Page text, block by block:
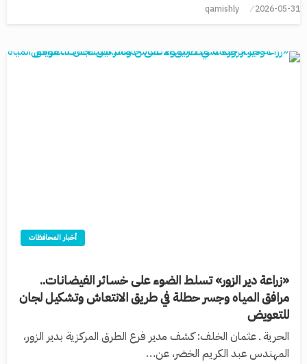
2026-05-31
qamishly
أخبار المحافظات
«زراعة دير الزور» تسلط الضوء على خسائر الفيضانات..
مرافق المياه وجسر حطلة في طريق الانتعاش وتشكيل لجان
للتعويض
الحرية ـ عثمان الخلف: كشف مدير فرع الطرق المركزية بدير الزور،
المهندس عبد الكريم الخضر، عن…